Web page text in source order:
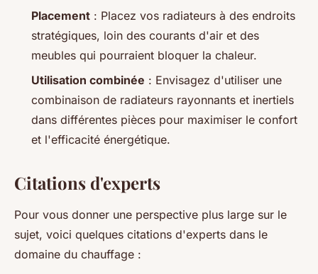
Placement : Placez vos radiateurs à des endroits
stratégiques, loin des courants d'air et des
meubles qui pourraient bloquer la chaleur.
Utilisation combinée : Envisagez d'utiliser une
combinaison de radiateurs rayonnants et inertiels
dans différentes pièces pour maximiser le confort
et l'efficacité énergétique.
Citations d'experts
Pour vous donner une perspective plus large sur le
sujet, voici quelques citations d'experts dans le
domaine du chauffage :